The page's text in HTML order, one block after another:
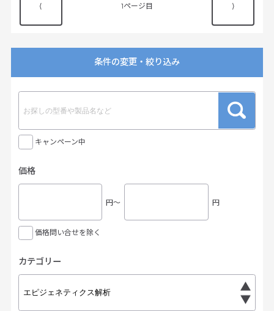
⟨ 1 ⟩
条件の変更・絞り込み
キャンペーン中
価格
円〜 円
価格問い合せを除く
カテゴリー